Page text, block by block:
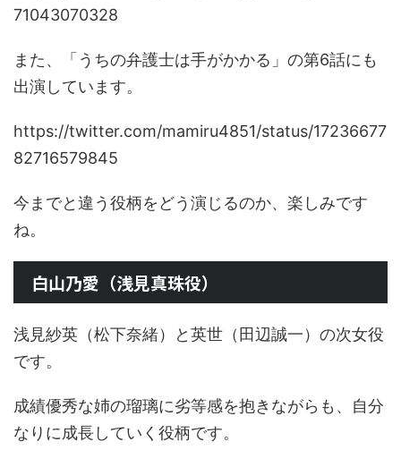
71043070328
また、「うちの弁護士は手がかかる」の第6話にも
出演しています。
https://twitter.com/mamiru4851/status/17236677
82716579845
今までと違う役柄をどう演じるのか、楽しみです
ね。
白山乃愛（浅見真珠役）
浅見紗英（松下奈緒）と英世（田辺誠一）の次女役
です。
成績優秀な姉の瑠璃に劣等感を抱きながらも、自分
なりに成長していく役柄です。